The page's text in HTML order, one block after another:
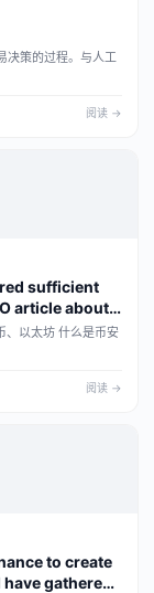
决策的过程。与人工
阅读 →
sufficient
article about
the article
么是币安
阅读 →
to create
have gathered